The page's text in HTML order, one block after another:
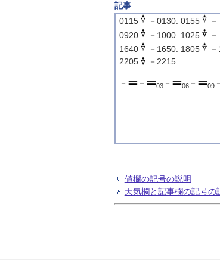
記事
0115
－0130. 0155 －
0920
－1000. 1025 －
1640
－1650. 1805
2205
－2215.
－ － 03－ 06－ 09－
値欄の記号の説明
天気欄と記事欄の記号の